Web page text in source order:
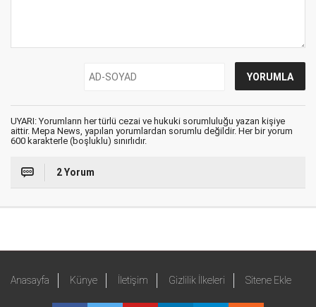
UYARI: Yorumların her türlü cezai ve hukuki sorumluluğu yazan kişiye
aittir. Mepa News, yapılan yorumlardan sorumlu değildir. Her bir yorum
600 karakterle (boşluklu) sınırlıdır.
2 Yorum
Anasayfa Künye İletişim Gizlilik İlkeleri Sitene Ekle